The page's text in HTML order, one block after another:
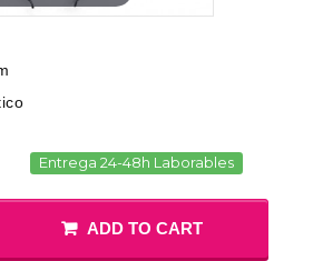
Entrega 24-48h Laborables
ADD TO CART